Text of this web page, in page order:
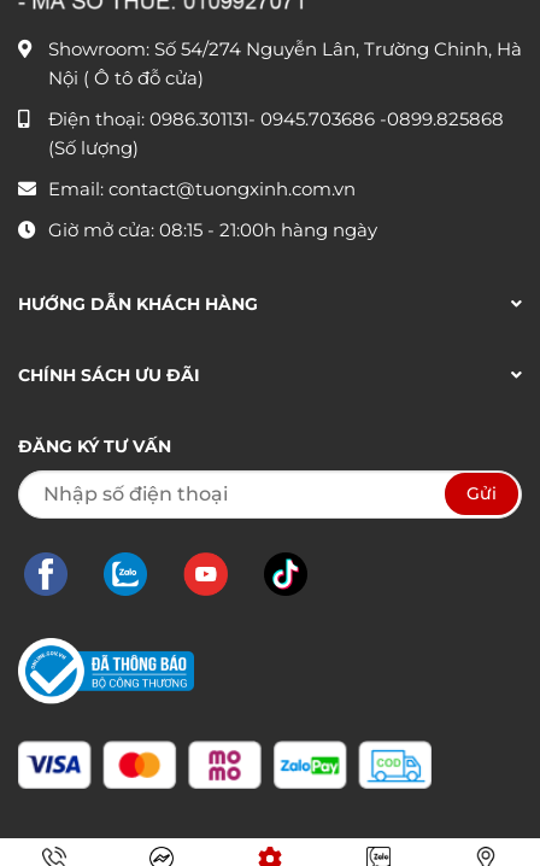
Showroom: Số 54/274 Nguyễn Lân, Trường Chinh, Hà
Nội ( Ô tô đỗ cửa)
Điện thoại: 0986.301131- 0945.703686 -0899.825868
(Số lượng)
Email: contact@tuongxinh.com.vn
Giờ mở cửa: 08:15 - 21:00h hàng ngày
HƯỚNG DẪN KHÁCH HÀNG
CHÍNH SÁCH ƯU ĐÃI
ĐĂNG KÝ TƯ VẤN